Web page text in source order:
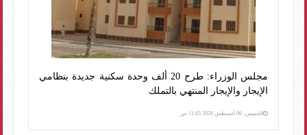
مجلس الوزراء: طرح 20 ألف وحدة سكنية جديدة بنظامي
الإيجار والإيجار المنتهي بالتملك
الخميس، 06 أغسطس 2026 11:45 ص